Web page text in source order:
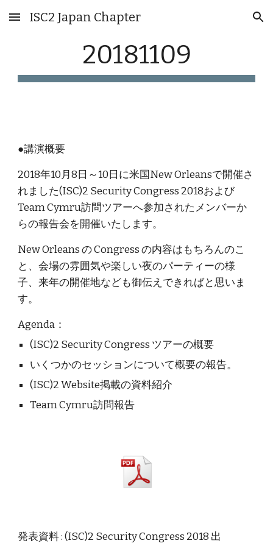
Skip to main content Skip to navigation
ISC2 Japan Chapter
20181109
●講演概要
2018年10月8日～10日に米国New Orleansで開催さ
れました(ISC)2 Security Congress 2018および
Team Cymru訪問ツアーへ参加されたメンバーか
らの報告会を開催いたします。
New Orleans の Congress の内容はもちろんのこ
と、会場の雰囲気や楽しい夜のパーティーの様
子、来年の開催地なども御伝えできればと思いま
す。
Agenda：
(ISC)2 Security Congress ツアーの概要
いくつかのセッションについて概要の報告。
(ISC)2 Website掲載の資料紹介
Team Cymru訪問報告
発表資料 : (ISC)2 Security Congress 2018 出